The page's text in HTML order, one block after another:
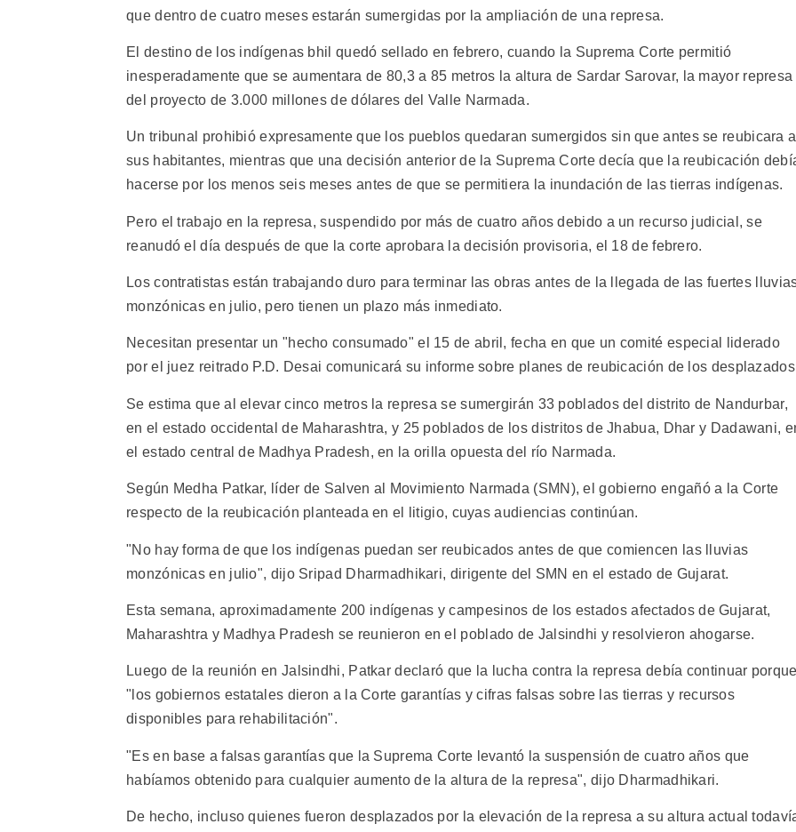
que dentro de cuatro meses estarán sumergidas por la ampliación de una represa.
El destino de los indígenas bhil quedó sellado en febrero, cuando la Suprema Corte permitió
inesperadamente que se aumentara de 80,3 a 85 metros la altura de Sardar Sarovar, la mayor represa
del proyecto de 3.000 millones de dólares del Valle Narmada.
Un tribunal prohibió expresamente que los pueblos quedaran sumergidos sin que antes se reubicara a
sus habitantes, mientras que una decisión anterior de la Suprema Corte decía que la reubicación
hacerse por los menos seis meses antes de que se permitiera la inundación de las tierras indígenas.
Pero el trabajo en la represa, suspendido por más de cuatro años debido a un recurso judicial, se
reanudó el día después de que la corte aprobara la decisión provisoria, el 18 de febrero.
Los contratistas están trabajando duro para terminar las obras antes de la llegada de las fuertes
monzónicas en julio, pero tienen un plazo más inmediato.
Necesitan presentar un "hecho consumado" el 15 de abril, fecha en que un comité especial liderado
por el juez reitrado P.D. Desai comunicará su informe sobre planes de reubicación de los
Se estima que al elevar cinco metros la represa se sumergirán 33 poblados del distrito de Nandurbar,
en el estado occidental de Maharashtra, y 25 poblados de los distritos de Jhabua, Dhar y Dadawani,
el estado central de Madhya Pradesh, en la orilla opuesta del río Narmada.
Según Medha Patkar, líder de Salven al Movimiento Narmada (SMN), el gobierno engañó a la Corte
respecto de la reubicación planteada en el litigio, cuyas audiencias continúan.
"No hay forma de que los indígenas puedan ser reubicados antes de que comiencen las lluvias
monzónicas en julio", dijo Sripad Dharmadhikari, dirigente del SMN en el estado de Gujarat.
Esta semana, aproximadamente 200 indígenas y campesinos de los estados afectados de Gujarat,
Maharashtra y Madhya Pradesh se reunieron en el poblado de Jalsindhi y resolvieron ahogarse.
Luego de la reunión en Jalsindhi, Patkar declaró que la lucha contra la represa debía continuar
"los gobiernos estatales dieron a la Corte garantías y cifras falsas sobre las tierras y recursos
disponibles para rehabilitación".
"Es en base a falsas garantías que la Suprema Corte levantó la suspensión de cuatro años que
habíamos obtenido para cualquier aumento de la altura de la represa", dijo Dharmadhikari.
De hecho, incluso quienes fueron desplazados por la elevación de la represa a su altura actual